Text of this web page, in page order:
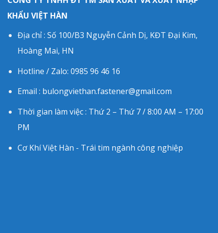
KHẨU VIỆT HÀN
Địa chỉ : Số 100/B3 Nguyễn Cảnh Dị, KĐT Đại Kim,
Hoàng Mai, HN
Hotline / Zalo: 0985 96 46 16
Email : bulongviethan.fastener@gmail.com
Thời gian làm việc : Thứ 2 – Thứ 7 / 8:00 AM – 17:00
PM
Cơ Khí Việt Hàn - Trái tim ngành công nghiệp